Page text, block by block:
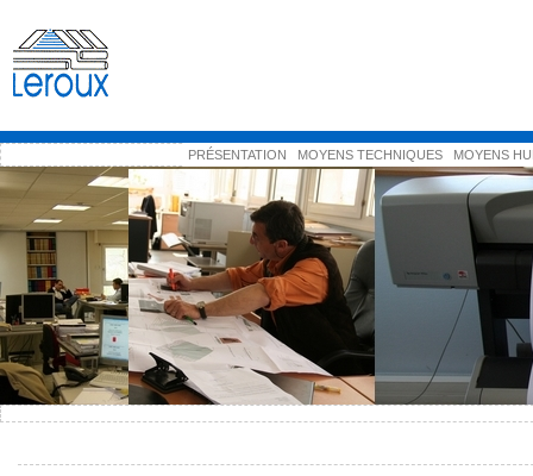
PRÉSENTATION MOYENS TECHNIQUES MOYENS